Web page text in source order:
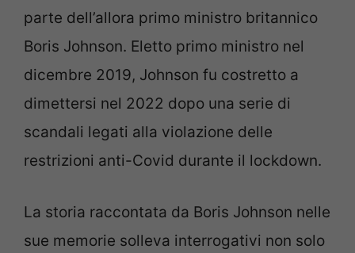
parte dell’allora primo ministro britannico
Boris Johnson. Eletto primo ministro nel
dicembre 2019, Johnson fu costretto a
dimettersi nel 2022 dopo una serie di
scandali legati alla violazione delle
restrizioni anti-Covid durante il lockdown.
La storia raccontata da Boris Johnson nelle
sue memorie solleva interrogativi non solo